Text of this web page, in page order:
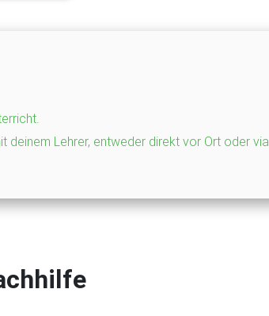
deinem Lehrer, entweder direkt vor Ort oder via